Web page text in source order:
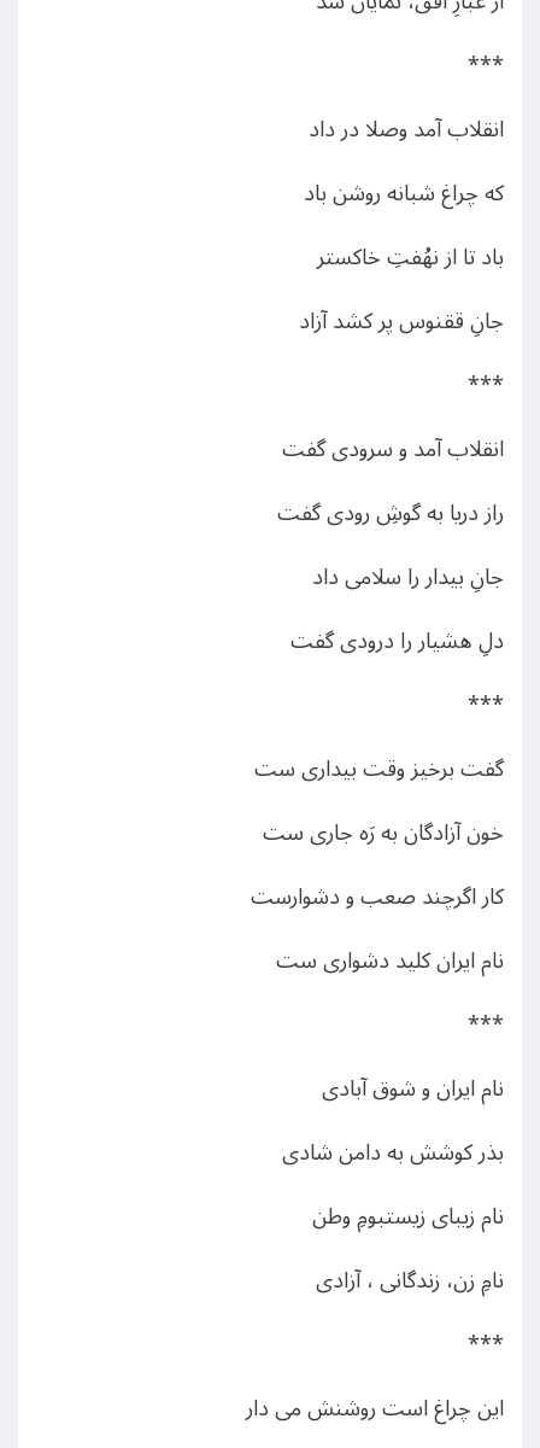
***
انقلاب آمد وصلا در داد
که چراغ شبانه روشن باد
باد تا از نهُفتِ خاکستر
جانِ ققنوس پر کشد آزاد
***
انقلاب آمد و سرودی گفت
راز دریا به گوشِ رودی گفت
جانِ بیدار را سلامی داد
دلِ هشیار را درودی گفت
***
گفت برخیز وقت بیداری ست
خون آزادگان به رَه جاری ست
کار اگرچند صعب و دشوارست
نام ایران کلید دشواری ست
***
نام ایران و شوق آبادی
بذر کوشش به دامن شادی
نام زیبای زیستبومِ وطن
نامِ زن، زندگانی ، آزادی
***
این چراغ است روشنش می دار